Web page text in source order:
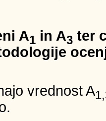
A1 in A3 ter
vrednost A